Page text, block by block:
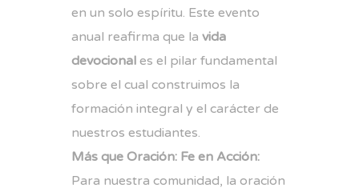
en un solo espíritu. Este evento
anual reafirma que la vida
devocional es el pilar fundamental
sobre el cual construimos la
formación integral y el carácter de
nuestros estudiantes.
Más que Oración: Fe en Acción:
Para nuestra comunidad, la oración